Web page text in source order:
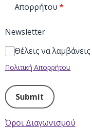
Απορρήτου *
Newsletter
Θέλεις να
Πολιτική Απορρήτου
This can be left alone:
Submit
Όροι Διαγωνισμού